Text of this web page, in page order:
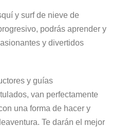
y surf de nieve de
podrás aprender y
y divertidos
y guías
van perfectamente
una forma de hacer y
Te darán el mejor